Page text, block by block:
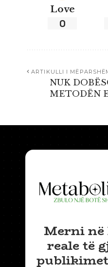
Love
0
ARTIKULLI I
NUK
METODËN
Merni në
reale të